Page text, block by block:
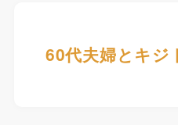
60代夫婦とキジ